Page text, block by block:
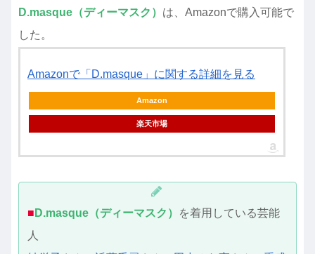
D.masque（ディーマスク） は、Amazonで購入可能で
した。
Amazonで「D.masque」に関する詳細を見る
Amazon
楽天市場
■ D.masque（ディーマスク）
を着用している芸能
人